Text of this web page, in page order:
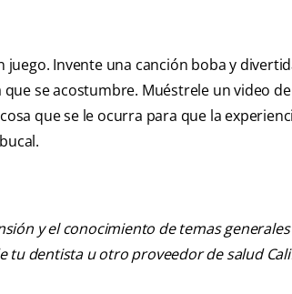
Invente una canción boba y
se acostumbre. Muéstrele un video
que se le ocurra para que la
y el conocimiento de temas
tu dentista u otro proveedor de salud